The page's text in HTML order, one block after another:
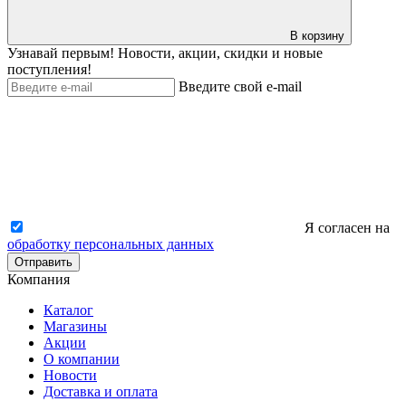
В корзину
Узнавай первым! Новости, акции, скидки и новые
поступления!
Введите свой e-mail
Я согласен на
обработку персональных данных
Отправить
Компания
Каталог
Магазины
Акции
О компании
Новости
Доставка и оплата